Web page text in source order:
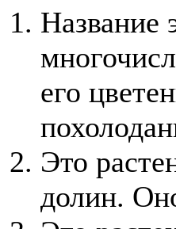
Название
его
Это
долин.